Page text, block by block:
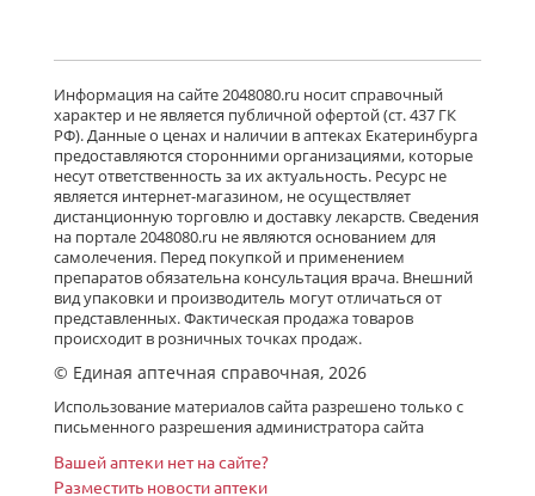
Информация на сайте 2048080.ru носит справочный
характер и не является публичной офертой (ст. 437 ГК
РФ). Данные о ценах и наличии в аптеках Екатеринбурга
предоставляются сторонними организациями, которые
несут ответственность за их актуальность. Ресурс не
является интернет-магазином, не осуществляет
дистанционную торговлю и доставку лекарств. Сведения
на портале 2048080.ru не являются основанием для
самолечения. Перед покупкой и применением
препаратов обязательна консультация врача. Внешний
вид упаковки и производитель могут отличаться от
представленных. Фактическая продажа товаров
происходит в розничных точках продаж.
© Единая аптечная справочная, 2026
Использование материалов сайта разрешено только с
письменного разрешения администратора сайта
Вашей аптеки нет на сайте?
Разместить новости аптеки